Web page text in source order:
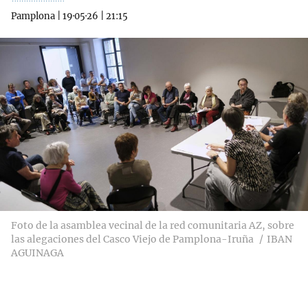
Pamplona
19·05·26 21:15
Foto de la asamblea vecinal de la red comunitaria AZ, sobre
las alegaciones del Casco Viejo de Pamplona-Iruña
IBAN
AGUINAGA